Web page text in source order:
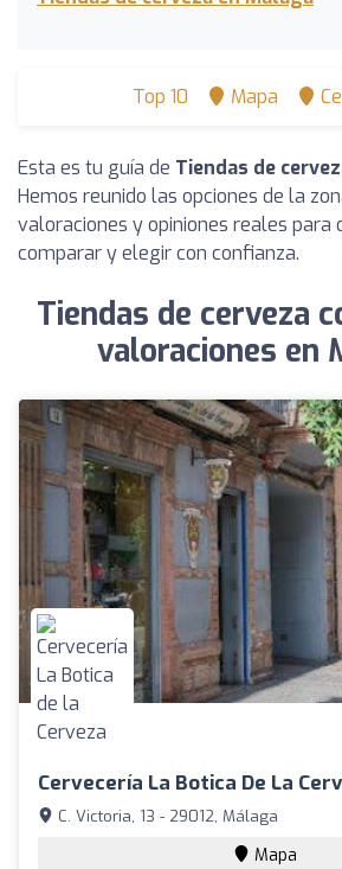
Top 10 Mapa
Esta es tu guía de Tiendas de
Hemos reunido las opciones de la
valoraciones y opiniones reales para
comparar y elegir con confianza.
Tiendas de cerveza
valoraciones en
Cervecería La Botica De La
C. Victoria, 13 - 29012, Málaga
Mapa